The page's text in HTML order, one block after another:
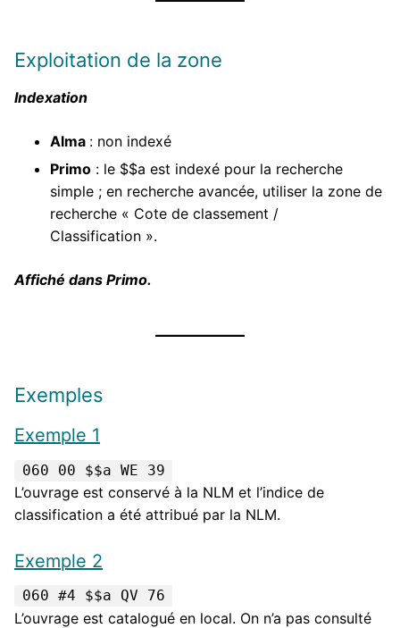
Exploitation de la zone
Indexation
Alma : non indexé
Primo : le $$a est indexé pour la recherche
simple ; en recherche avancée, utiliser la zone de
recherche « Cote de classement /
Classification ».
Affiché dans Primo.
Exemples
Exemple 1
060 00 $$a WE 39
L’ouvrage est conservé à la NLM et l’indice de
classification a été attribué par la NLM.
Exemple 2
060 #4 $$a QV 76
L’ouvrage est catalogué en local. On n’a pas consulté